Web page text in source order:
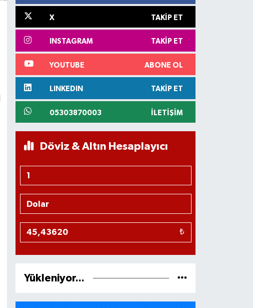
X TAKIP ET
INSTAGRAM TAKIP ET
YOUTUBE ABONE OL
LINKEDIN TAKIP ET
05303870003 İLETIŞIM
Döviz & Altın Hesaplayıcı
₺
Yükleniyor...